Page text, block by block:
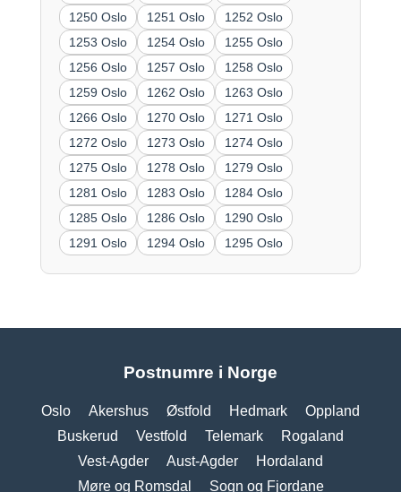
1250 Oslo
1251 Oslo
1252 Oslo
1253 Oslo
1254 Oslo
1255 Oslo
1256 Oslo
1257 Oslo
1258 Oslo
1259 Oslo
1262 Oslo
1263 Oslo
1266 Oslo
1270 Oslo
1271 Oslo
1272 Oslo
1273 Oslo
1274 Oslo
1275 Oslo
1278 Oslo
1279 Oslo
1281 Oslo
1283 Oslo
1284 Oslo
1285 Oslo
1286 Oslo
1290 Oslo
1291 Oslo
1294 Oslo 1295 Oslo
Postnumre i Norge
Oslo Akershus Østfold Hedmark
Oppland
Buskerud
Vestfold Telemark
Rogaland
Vest-Agder
Aust-Agder
Hordaland
Møre og Romsdal
Sogn og Fjordane